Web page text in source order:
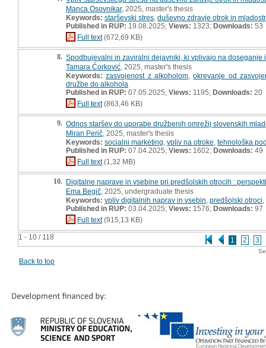
1 - 10 / 118 1 2 3
Manca Osovnikar, 2025, master's thesis
Keywords: starševski stres duševno zdravje otrok in
Published in RUP: 19.08.2025; Views: 1323; Downloads: 53
Full text(672,69 KB)
8. Spodbujevalni in zaviralni dejavniki, ki vplivajo na
Tamara Ćorković , 2025, master's thesis
Keywords: zasvojenost z alkoholom ,okrevanje od
družbe do alkohola
Published in RUP: 07.05.2025; Views: 1195; Downloads: 20
Full text(863,46 KB)
9. Odnos staršev do uporabe družbenih omrežij slovenskih
Miran Perič , 2025, master's thesis
Keywords: socialni marketing vpliv na otroke tehnološka
Published in RUP: 07.04.2025; Views: 1602; Downloads: 49
Full text(1,32 MB)
10. Digitalne naprave in vsebine pri predšolskih otrocih :
Ema Begič , 2025, undergraduate thesis
Keywords: vpliv digitalnih naprav in vsebin predšolski otroci
Published in RUP: 03.04.2025; Views: 1576; Downloads: 97
Full text(915,13 KB)
Back to top